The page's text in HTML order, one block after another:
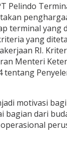
Pelindo
terminal yang
yang
RI.
Menteri
tentang
motivasi
bagian dari